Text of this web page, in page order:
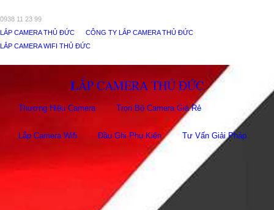
0938 11 23 99
LẮP CAMERA THỦ ĐỨC
CÔNG TY LẮP CAMERA THỦ ĐỨC
LẮP CAMERA WIFI THỦ ĐỨC
LẮP CAMERA THỦ ĐỨC
Thương Hiệu Camera Trọn Bộ Camera Giá Rẻ
Lắp Camera Wifi Đầu Ghi Phụ Kiên Tư Vấn Giải Pháp